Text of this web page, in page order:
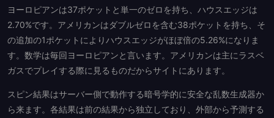
ヨーロピアンは37ポケットと単一のゼロを持ち、ハウスエッジは
2.70%です。アメリカンはダブルゼロを含む38ポケットを持ち、そ
の追加の1ポケットによりハウスエッジがほぼ倍の5.26%になりま
す。数学は毎回ヨーロピアンと言います。アメリカンは主にラスベ
ガスでプレイする際に見るものだからサイトにあります。
スピン結果はサーバー側で動作する暗号学的に安全な乱数生成器か
ら来ます。各結果は前の結果から独立しており、外部から予測する